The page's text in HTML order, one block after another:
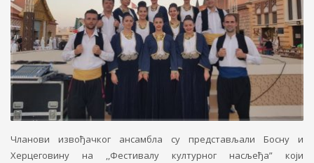
Чланови извођачког ансамбла су представљали Босну и
Херцеговину на ,,Фестивалу културног насљеђа” који